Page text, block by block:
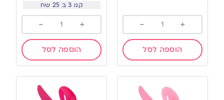
+
-
הוספה לסל
קנו 3 ב 25 שח
+
-
הוספה לסל